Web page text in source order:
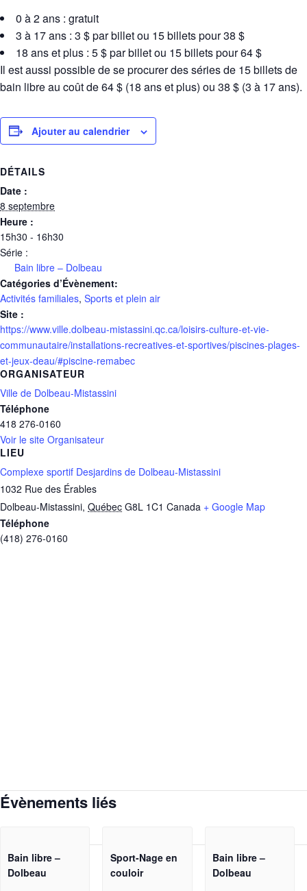
0 à 2 ans : gratuit
3 à 17 ans : 3 $ par billet ou 15 billets pour 38 $
18 ans et plus : 5 $ par billet ou 15 billets pour 64 $
Il est aussi possible de se procurer des séries de 15 billets de
bain libre au coût de 64 $ (18 ans et plus) ou 38 $ (3 à 17 ans).
Ajouter au calendrier
DÉTAILS
Date :
8 septembre
Heure :
15h30 - 16h30
Série :
Bain libre – Dolbeau
Catégories d’Évènement:
Activités familiales, Sports et plein air
Site :
https://www.ville.dolbeau-mistassini.qc.ca/loisirs-culture-et-vie-
communautaire/installations-recreatives-et-sportives/piscines-plages-
et-jeux-deau/#piscine-remabec
ORGANISATEUR
Ville de Dolbeau-Mistassini
Téléphone
418 276-0160
Voir le site Organisateur
LIEU
Complexe sportif Desjardins de Dolbeau-Mistassini
1032 Rue des Érables
Dolbeau-Mistassini, Québec G8L 1C1 Canada + Google Map
Téléphone
(418) 276-0160
Évènements liés
Bain libre –
Dolbeau
Sport-Nage en
couloir
Bain libre –
Dolbeau